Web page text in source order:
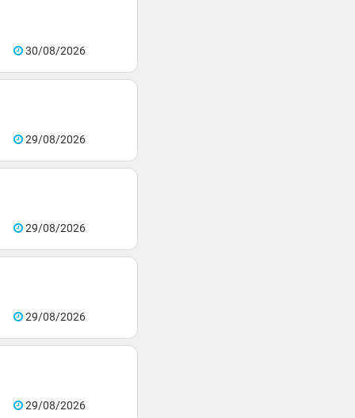
30/08/2026
29/08/2026
29/08/2026
29/08/2026
29/08/2026